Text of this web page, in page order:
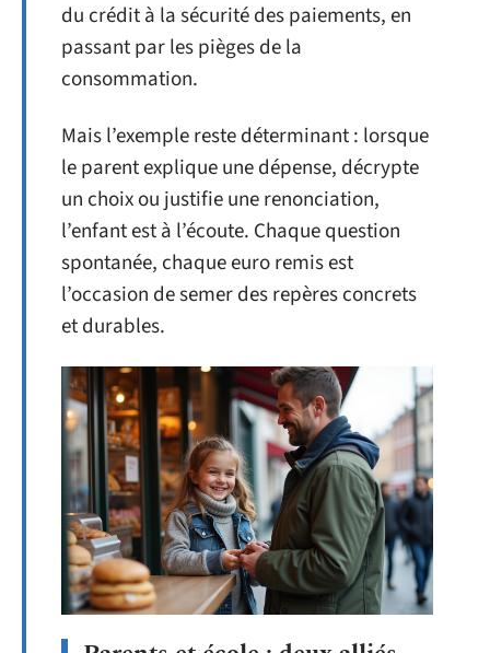
du crédit à la sécurité des paiements, en
passant par les pièges de la
consommation.
Mais l’exemple reste déterminant : lorsque
le parent explique une dépense, décrypte
un choix ou justifie une renonciation,
l’enfant est à l’écoute. Chaque question
spontanée, chaque euro remis est
l’occasion de semer des repères concrets
et durables.